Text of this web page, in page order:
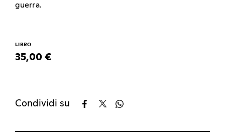
guerra.
LIBRO
35,00 €
Condividi su